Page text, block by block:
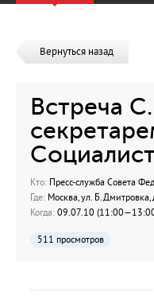
Вернуться назад
Встреча
Кто: Пресс-служба Совета
Где: Москва, ул. Б.Дмитровка,
Когда: 09.07.10
511 просмотров